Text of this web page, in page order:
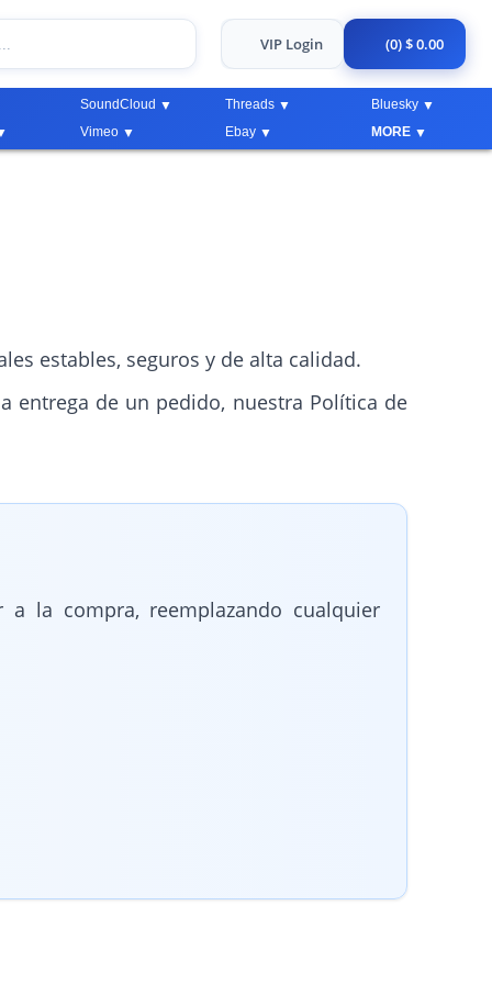
VIP Login (0) $ 0.00
SoundCloud Threads
Bluesky
Vimeo
Ebay MORE
estables, seguros y de alta calidad.
entrega de un pedido, nuestra Política de
la compra, reemplazando cualquier